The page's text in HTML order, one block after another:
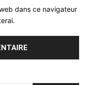
dans ce navigateur